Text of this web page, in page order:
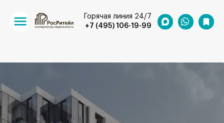
+7 (495) 106-19-99
Горячая линия 24/7